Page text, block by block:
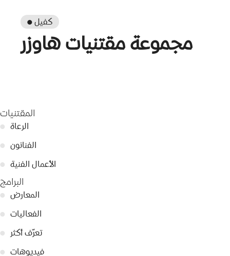
● كفيل
مجموعة مقتنيات هاوزر
المقتنيات
● الرعاة
● الفنانون
● الأعمال الفنية
البرامج
● المعارض
● الفعاليات
●
تعرّف أكثر
● فيديوهات